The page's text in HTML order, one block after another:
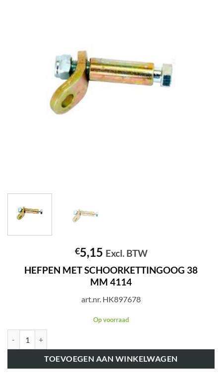
€5,15 Excl. BTW
HEFPEN MET SCHOORKETTINGOOG 38
MM 4114
art.nr. HK897678
Op voorraad
TOEVOEGEN AAN WINKELWAGEN